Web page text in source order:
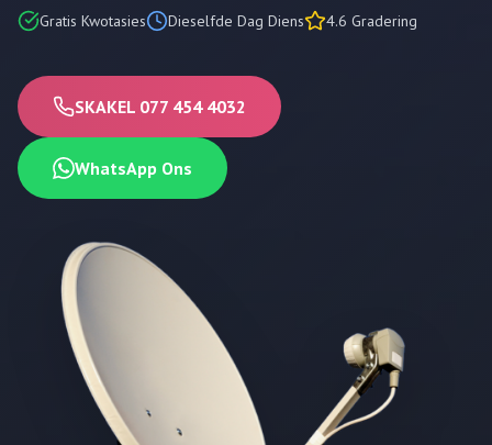
Gratis Kwotasies Dieselfde Dag Diens 4.6 Gradering
SKAKEL 077 454 4032
WhatsApp Ons